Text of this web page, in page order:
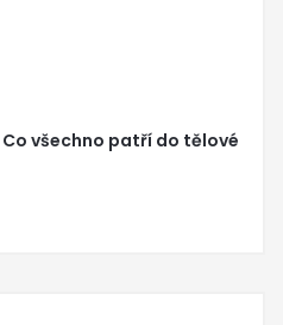
všechno patří do tělové